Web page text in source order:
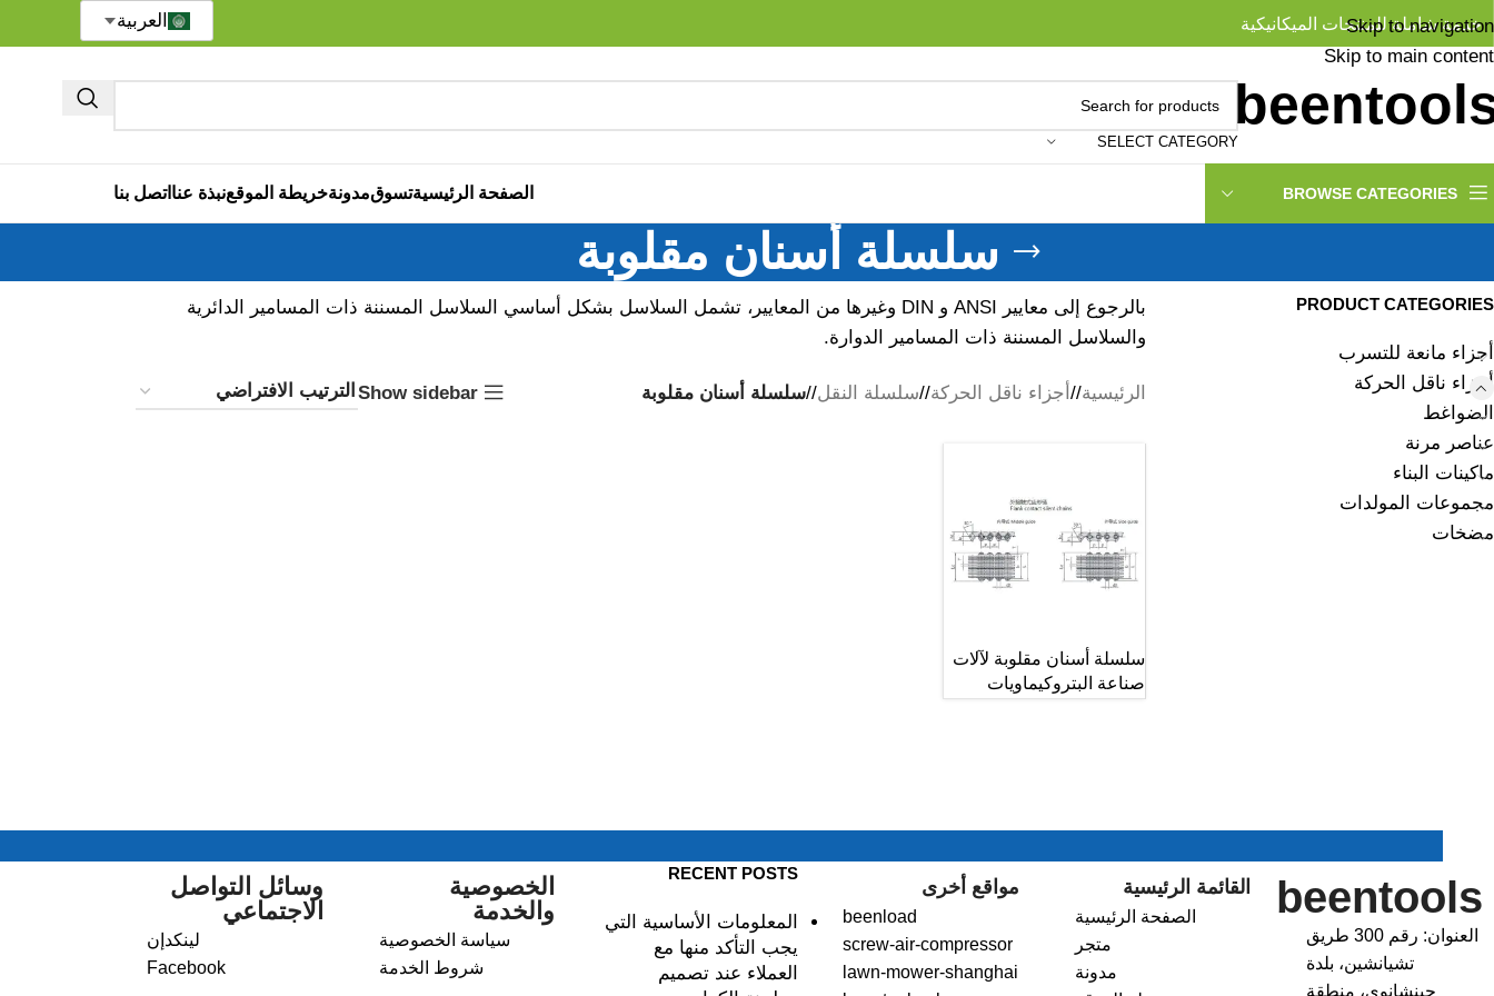
Skip to navigation
Skip to main content
خدمة شاملة للمنتجات الميكانيكية
SELECT CATEGORY
BROWSE CATEGORIES الصفحة الرئيسيةتسوقمدونةخريطة الموقعنبذة عنا اتصل بنا
العربية
سلسلة أسنان مقلوبة
PRODUCT CATEGORIES
أجزاء مانعة للتسرب
أجزاء ناقل الحركة
الضواغط
عناصر مرنة
ماكينات البناء
مجموعات المولدات
مضخات
بالرجوع إلى معايير ANSI و DIN وغيرها من المعايير، تشمل السلاسل بشكل أساسي السلاسل المسننة ذات المسامير الدائرية
والسلاسل المسننة ذات المسامير الدوارة.
الرئيسية/ أجزاء ناقل الحركة/ سلسلة النقل/ سلسلة أسنان مقلوبة Show sidebar
سلسلة أسنان مقلوبة لآلات
صناعة البتروكيماويات
beentools
العنوان: رقم 300 طريق
تشيانشين، بلدة
جينشانوي، منطقة
القائمة الرئيسية
الصفحة الرئيسية
متجر
مدونة
مواقع أخرى
beenload
screw-air-compressor
lawn-mower-shanghai
RECENT POSTS
المعلومات الأساسية التي
يجب التأكد منها مع
العملاء عند تصميم
الخصوصية
والخدمة
سياسة الخصوصية
شروط الخدمة
وسائل التواصل
الاجتماعي
لينكدإن
Facebook